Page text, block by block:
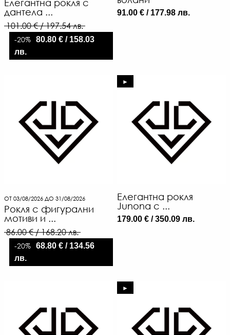
Елегантна рокля с
дантела ...
101.00 € / 197.54 лв.
-20% 80.80 € / 158.03
лв.
91.00 € / 177.98 лв.
ОТ 03/08/2026 ДО 31/08/2026
Рокля с фигурални
мотиви и ...
86.00 € / 168.20 лв.
-20% 68.80 € / 134.56
лв.
►
Елегантна рокля
Junona с ...
179.00 € / 350.09 лв.
►